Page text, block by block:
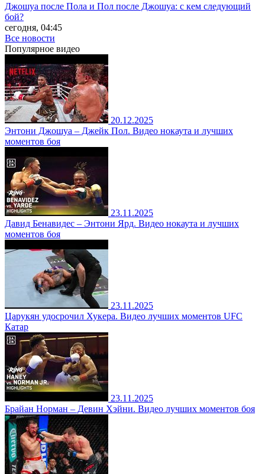
Джошуа после Пола и Пол после Джошуа: с кем следующий
бой?
сегодня, 04:45
Все новости
Популярное видео
20.12.2025
Энтони Джошуа – Джейк Пол. Видео нокаута и лучших
моментов боя
23.11.2025
Давид Бенавидес – Энтони Ярд. Видео нокаута и лучших
моментов боя
23.11.2025
Царукян удосрочил Хукера. Видео лучших моментов UFC
Катар
23.11.2025
Брайан Норман – Девин Хэйни. Видео лучших моментов боя